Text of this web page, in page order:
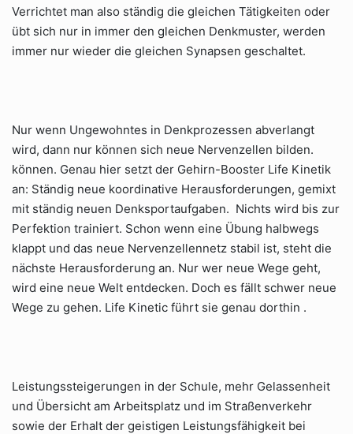
Verrichtet man also ständig die gleichen Tätigkeiten oder
übt sich nur in immer den gleichen Denkmuster, werden
immer nur wieder die gleichen Synapsen geschaltet.
Nur wenn Ungewohntes in Denkprozessen abverlangt
wird, dann nur können sich neue Nervenzellen bilden.
können. Genau hier setzt der Gehirn-Booster Life Kinetik
an: Ständig neue koordinative Herausforderungen, gemixt
mit ständig neuen Denksportaufgaben. Nichts wird bis zur
Perfektion trainiert. Schon wenn eine Übung halbwegs
klappt und das neue Nervenzellennetz stabil ist, steht die
nächste Herausforderung an. Nur wer neue Wege geht,
wird eine neue Welt entdecken. Doch es fällt schwer neue
Wege zu gehen. Life Kinetic führt sie genau dorthin .
Leistungssteigerungen in der Schule, mehr Gelassenheit
und Übersicht am Arbeitsplatz und im Straßenverkehr
sowie der Erhalt der geistigen Leistungsfähigkeit bei